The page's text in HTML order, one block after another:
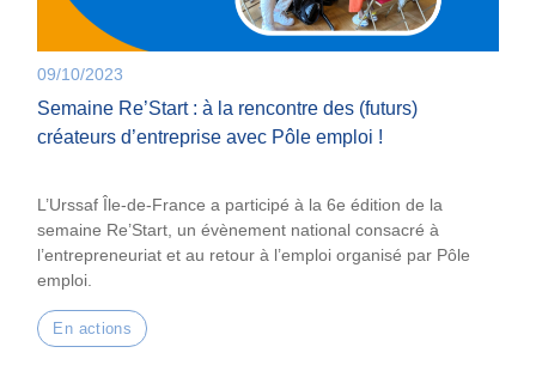
09/10/2023
Semaine Re’Start : à la rencontre des (futurs)
créateurs d’entreprise avec Pôle emploi !
L’Urssaf Île-de-France a participé à la 6e édition de la
semaine Re’Start, un évènement national consacré à
l’entrepreneuriat et au retour à l’emploi organisé par Pôle
emploi.
En actions